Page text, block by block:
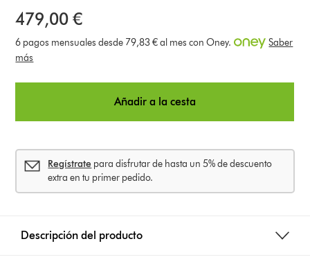
t
i
o
s
479,00 €
6 pagos mensuales desde 79,83 € al mes con Oney.
Saber
más
Añadir a la cesta
Regístrate para disfrutar de hasta un 5% de descuento
extra en tu primer pedido.
Descripción del producto